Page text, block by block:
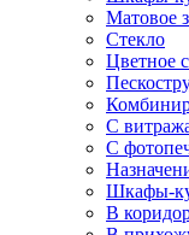
Матовое
Стекло
Цветное
С
С
Шкафы-
В